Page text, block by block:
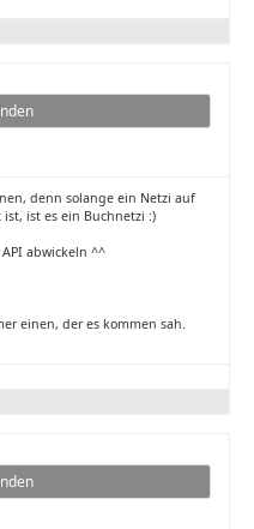
denn solange ein Netzi auf
ist es ein Buchnetzi :)
abwickeln ^^
einen, der es kommen sah.